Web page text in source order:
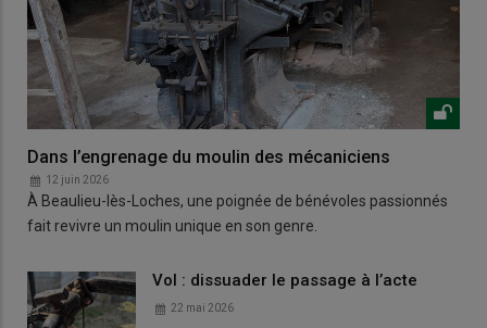
Dans l’engrenage du moulin des mécaniciens
12 juin 2026
À Beaulieu-lès-Loches, une poignée de bénévoles passionnés
fait revivre un moulin unique en son genre.
Vol : dissuader le passage à l’acte
22 mai 2026